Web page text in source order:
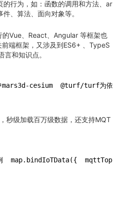
行为，如：函数的调用和方法、ar
、算法、面向对象等。
Vue、React、Angular 等框架也
端框架，又涉及到ES6+ 、TypeS
和知识点。
中mars3d-cesium  @turf/turf为
秒级加载百万级数据，还支持MQT
例  map.bindIoTData({